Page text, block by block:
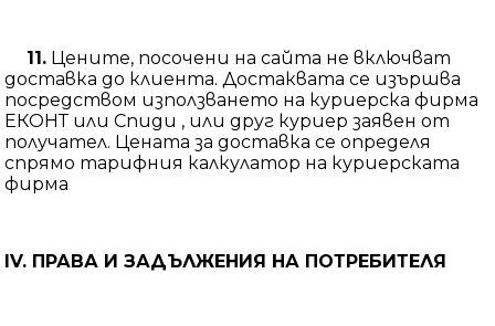
11. Цените, посочени на сайта не включват
доставка до клиента. Достаквата се изършва
посредством използването на куриерска фирма
ЕКОНТ или Спиди , или друг куриер заявен от
получател. Цената за доставка се определя
спрямо тарифния калкулатор на куриерската
фирма
IV. ПРАВА И ЗАДЪЛЖЕНИЯ НА ПОТРЕБИТЕЛЯ